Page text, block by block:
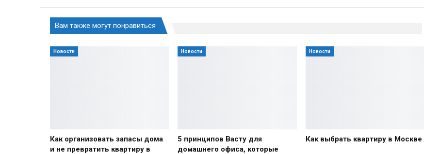
Вам также могут понравиться
Новости
Как организовать запасы дома
и не превратить квартиру в
Новости
5 принципов Васту для
домашнего офиса, которые
Новости
Как выбрать квартиру в Москве